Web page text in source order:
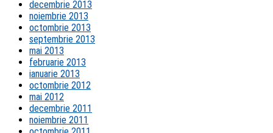
decembrie 2013
noiembrie 2013
octombrie 2013
septembrie 2013
mai 2013
februarie 2013
ianuarie 2013
octombrie 2012
mai 2012
decembrie 2011
noiembrie 2011